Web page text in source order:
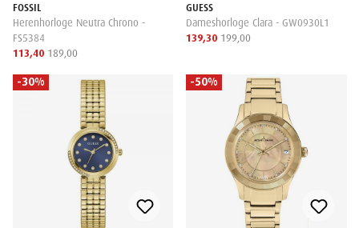
FOSSIL
Herenhorloge Neutra Chrono -
FS5384
113,40 189,00
GUESS
Dameshorloge Clara - GW0930L1
139,30 199,00
-30% -50%